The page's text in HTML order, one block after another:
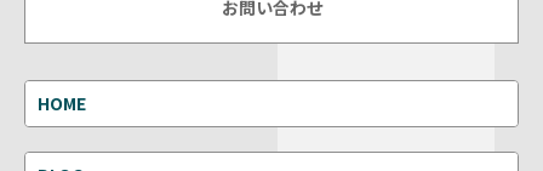
お問い合わせ
HOME